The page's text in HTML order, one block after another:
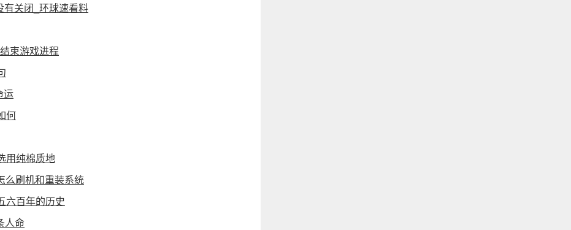
有关闭_环球速看料
束游戏进程
运
何
用纯棉质地
么刷机和重装系统
六百年的历史
人命